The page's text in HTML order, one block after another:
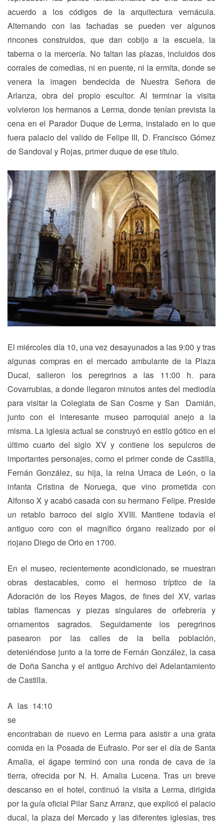
acuerdo a los códigos de la arquitectura vernácula.
Alternando con las fachadas se pueden ver algunos
rincones construidos, que dan cobijo a la escuela, la
taberna o la mercería. No faltan las plazas, incluidos dos
corrales de comedias, ni en puente, ni la ermita, donde se
venera la imagen bendecida de Nuestra Señora de
Arlanza, obra del propio escultor. Al terminar la visita
volvieron los hermanos a Lerma, donde tenían prevista la
cena en el Parador Duque de Lerma, instalado en lo que
fuera palacio del valido de Felipe III, D. Francisco Gómez
de Sandoval y Rojas, primer duque de ese título.
El miércoles día 10, una vez desayunados a las 9:00 y tras
algunas compras en el mercado ambulante de la Plaza
Ducal, salieron los peregrinos a las 11:00 h. para
Covarrubias, a donde llegaron minutos antes del mediodía
para visitar la Colegiata de San Cosme y San Damián,
junto con el interesante museo parroquial anejo a la
misma. La iglesia actual se construyó en estilo gótico en el
último cuarto del siglo XV y contiene los sepulcros de
importantes personajes, como el primer conde de Castilla,
Fernán González, su hija, la reina Urraca de León, o la
infanta Cristina de Noruega, que vino prometida con
Alfonso X y acabó casada con su hermano Felipe. Preside
un retablo barroco del siglo XVIII. Mantiene todavía el
antiguo coro con el magnífico órgano realizado por el
riojano Diego de Orio en 1700.
En el museo, recientemente acondicionado, se muestran
obras destacables, como el hermoso tríptico de la
Adoración de los Reyes Magos, de fines del XV, varias
tablas flamencas y piezas singulares de orfebrería y
ornamentos sagrados. Seguidamente los peregrinos
pasearon por las calles de la bella población,
deteniéndose junto a la torre de Fernán González, la casa
de Doña Sancha y el antiguo Archivo del Adelantamiento
de Castilla.
A las 14:10
se
encontraban de nuevo en Lerma para asistir a una grata
comida en la Posada de Eufrasio. Por ser el día de Santa
Amalia, el ágape terminó con una ronda de cava de la
tierra, ofrecida por N. H. Amalia Lucena. Tras un breve
descanso en el hotel, continuó la visita a Lerma, dirigida
por la guía oficial Pilar Sanz Arranz, que explicó el palacio
ducal, la plaza del Mercado y las diferentes iglesias, tres